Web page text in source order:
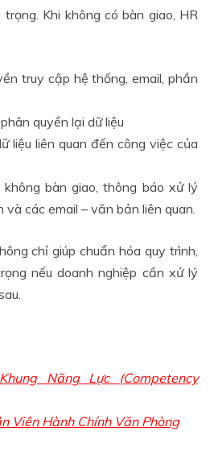
Khi không có bàn giao, HR
truy cập hệ thống, email, phần
quyền lại dữ liệu
liệu liên quan đến công việc của
bàn giao, thông báo xử lý
và các email – văn bản liên quan.
chỉ giúp chuẩn hóa quy trình,
nếu doanh nghiệp cần xử lý
Năng Lực (Competency
Viên Hành Chính Văn Phòng